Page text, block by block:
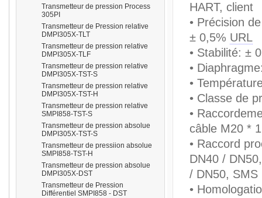
Transmetteur de pression Process
305PI
Transmetteur de Pression relative
DMPI305X-TLT
Transmetteur de pression relative
DMPI305X-TLF
Transmetteur de pression relative
DMPI305X-TST-S
Transmetteur de pression relative
DMPI305X-TST-H
Transmetteur de pression relative
SMPI858-TST-S
Transmetteur de pression absolue
DMPI305X-TST-S
Transmetteur de pressiion absolue
SMPI858-TST-H
Transmetteur de pression absolue
DMPI305X-DST
Transmetteur de Pression
Différentiel SMPI858 - DST
HART, client
• Précision
± 0,5% URL
• Stabilité: ±
•
•
• Classe de
•
câble M20 *
• Raccord
DN40 /
/ DN50,
•